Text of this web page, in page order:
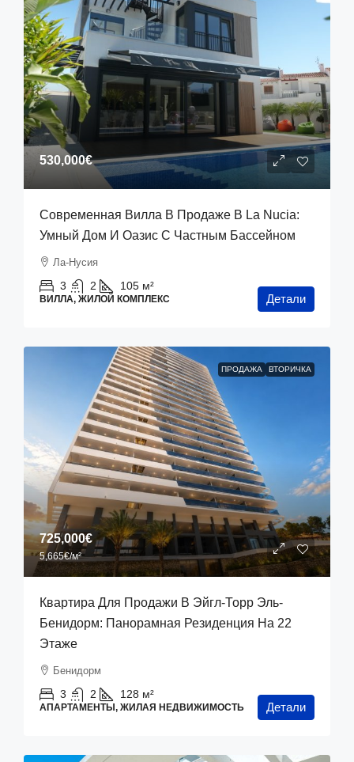
530,000€
Современная Вилла В Продаже В La Nucia:
Умный Дом И Оазис С Частным Бассейном
Ла-Нусия
3 2 105 м²
ВИЛЛА, ЖИЛОЙ КОМПЛЕКС Детали
ПРОДАЖА ВТОРИЧКА
725,000€
5,665€/м²
Квартира Для Продажи В Эйгл-Торр Эль-
Бенидорм: Панорамная Резиденция На 22
Этаже
Бенидорм
3 2 128 м²
АПАРТАМЕНТЫ, ЖИЛАЯ НЕДВИЖИМОСТЬ Детали